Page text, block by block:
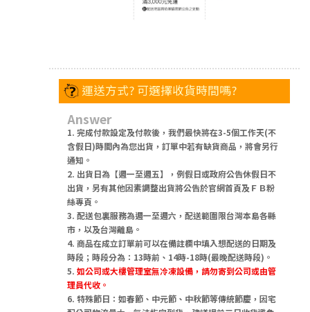
運送方式? 可選擇收貨時間嗎?
Answer
1. 完成付款設定及付款後，我們最快將在3-5個工作天(不
含假日)時間內為您出貨，訂單中若有缺貨商品，將會另行
通知。
2. 出貨日為【週一至週五】，例假日或政府公告休假日不
出貨，另有其他因素調整出貨將公告於官網首頁及ＦＢ粉
絲專頁。
3. 配送包裏服務為週一至週六，配送範圍限台灣本島各縣
市，以及台灣離島。
4. 商品在成立訂單前可以在備註欄中填入想配送的日期及
時段；時段分為：13時前、14時-18時(最晚配送時段)。
5. 如公司或大樓管理室無冷凍設備，請勿寄到公司或由管
理員代收。
6. 特殊節日：如春節、中元節、中秋節等傳統節慶，因宅